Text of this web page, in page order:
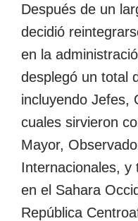
Después de un
decidió
en la
desplegó un total
incluyendo Jefes,
cuales sirvieron
Mayor,
Internacionales, y
en el Sahara
República